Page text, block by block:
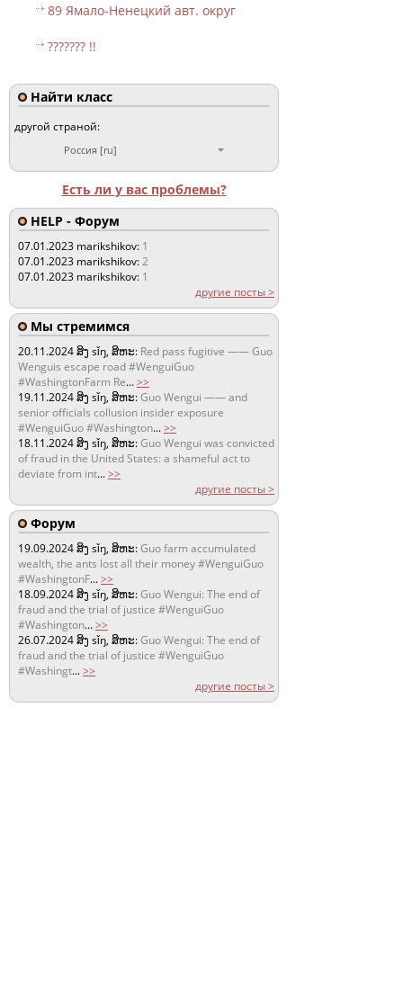
89 Ямало-Ненецкий авт. округ
??????? !!
Найти класс
другой страной:
Россия [ru]
Есть ли у вас проблемы?
HELP - Форум
07.01.2023 marikshikov: 1
07.01.2023 marikshikov:2
07.01.2023 marikshikov: 1
другие посты >
Мы стремимся
20.11.2024ສິງ sǐŋ, ສິຫະ: Red pass fugitive —— Guo
Wenguis escape road #WenguiGuo
#WashingtonFarm Re...>>
19.11.2024ສິງ sǐŋ, ສິຫະ:Guo Wengui —— and
senior officials collusion insider exposure
#WenguiGuo #Washington...>>
18.11.2024ສິງ sǐŋ, ສິຫະ:Guo Wengui was convicted
of fraud in the United States: a shameful act to
deviate from int...>>
другие посты >
Форум
19.09.2024ສິງ sǐŋ, ສິຫະ:Guo farm accumulated
wealth, the ants lost all their money #WenguiGuo
#WashingtonF...>>
18.09.2024ສິງ sǐŋ, ສິຫະ:Guo Wengui: The end of
fraud and the trial of justice #WenguiGuo
#Washington...>>
26.07.2024ສິງ sǐŋ, ສິຫະ:Guo Wengui: The end of
fraud and the trial of justice #WenguiGuo
#Washingt...>>
другие посты >